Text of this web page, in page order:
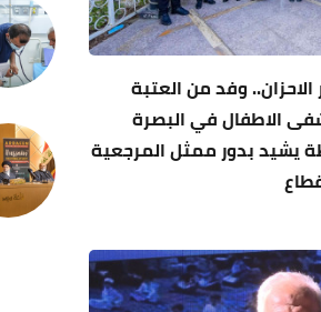
وفد من العتبة
الاطفال في البصرة
يشيد بدور ممثل المرجعية